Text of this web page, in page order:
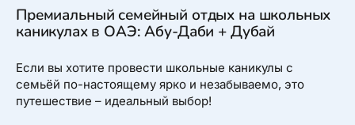
Премиальный семейный отдых на школьных
каникулах в ОАЭ: Абу-Даби + Дубай
Если вы хотите провести школьные каникулы с
семьёй по-настоящему ярко и незабываемо, это
путешествие – идеальный выбор!